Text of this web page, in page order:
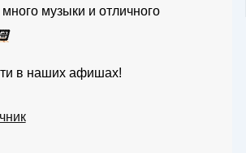
музыки и отличного
в наших афишах!